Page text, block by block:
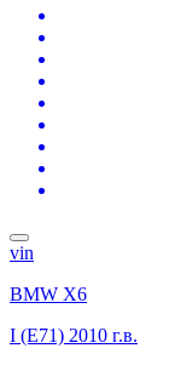
vin
BMW X6
I (E71) 2010 г.в.